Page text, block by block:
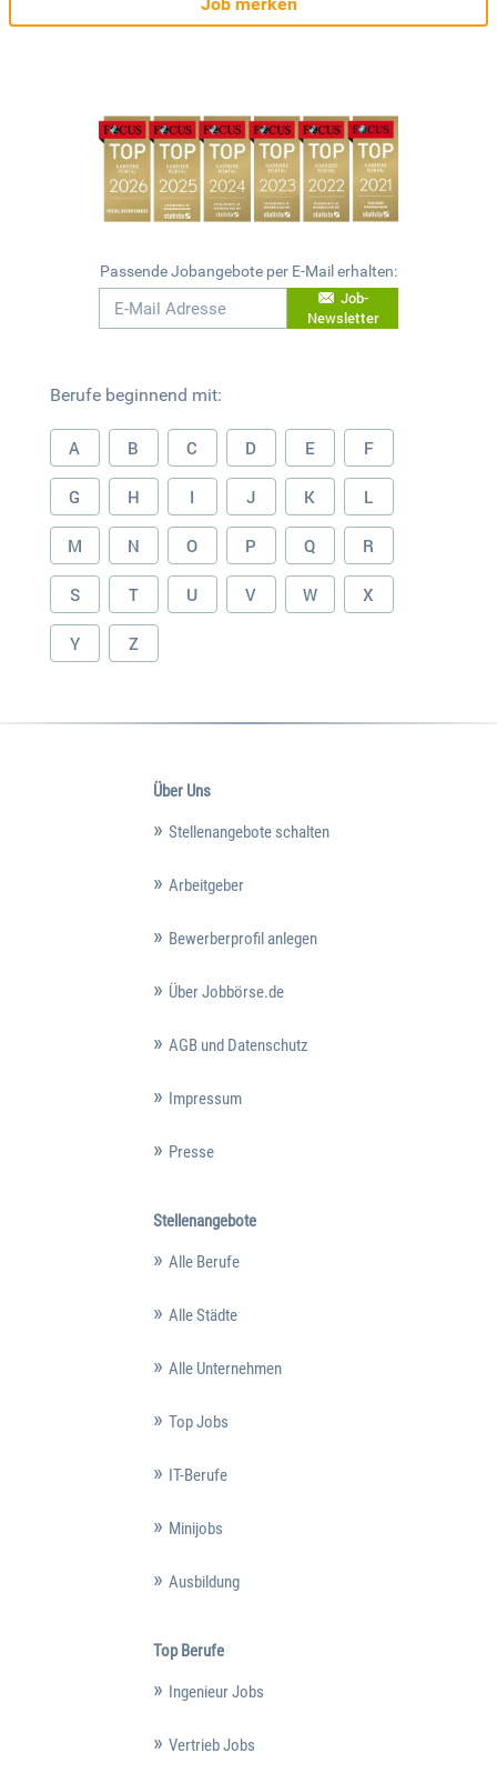
Job merken
Passende Jobangebote per E-Mail erhalten:
Job-
Newsletter
Berufe beginnend mit:
A B C D E F
G H I J K L
M N O P Q R
S T U V W X
Y Z
Über Uns
Stellenangebote schalten
Arbeitgeber
Bewerberprofil anlegen
Über Jobbörse.de
AGB und Datenschutz
Impressum
Presse
Stellenangebote
Alle Berufe
Alle Städte
Alle Unternehmen
Top Jobs
IT-Berufe
Minijobs
Ausbildung
Top Berufe
Ingenieur Jobs
Vertrieb Jobs